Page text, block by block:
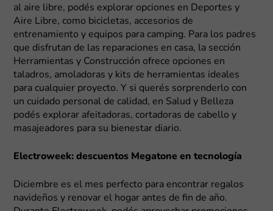
al aire libre, podés explorar opciones en Deportes y
Aire Libre, como bicicletas, accesorios de
entrenamiento y equipos para camping. Para los padres
que disfrutan de las reparaciones en casa, la sección
Herramientas y Construcción ofrece opciones en
taladros, amoladoras y kits de herramientas ideales
para cualquier proyecto. Y si querés sorprenderlo con
un cuidado personal de calidad, en Salud y Belleza
podés explorar afeitadoras, cortadoras de cabello y
masajeadores para su bienestar diario.
Electroweek: descuentos Megatone en tecnología
Diciembre es el mes perfecto para encontrar regalos
navideños y renovar el hogar antes de fin de año.